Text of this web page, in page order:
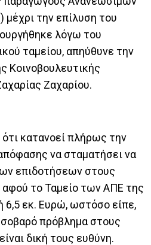
την επίλυση του
λόγω του
ταμείου, απηύθυνε την
Κοινοβουλευτικής
Ζαχαρίου.
κατανοεί πλήρως την
να σταματήσει να
επιδοτήσεων στους
το Ταμείο των ΑΠΕ της
6,5 εκ. Ευρώ, ωστόσο είπε,
σοβαρό πρόβλημα στους
δική τους ευθύνη.